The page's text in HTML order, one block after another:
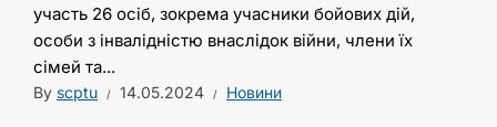
участь 26 осіб, зокрема учасники бойових дій,
особи з інвалідністю внаслідок війни, члени їх
сімей та...
By scptu 14.05.2024 Новини